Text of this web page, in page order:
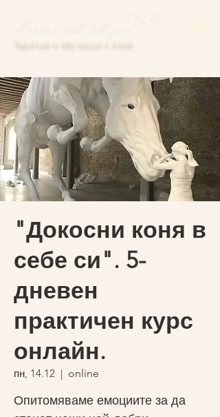
Терапия и обучение с коне
"Докосни коня в
себе си". 5-
дневен
практичен курс
онлайн.
пн, 14.12
  |
online
Опитомяваме емоциите за да